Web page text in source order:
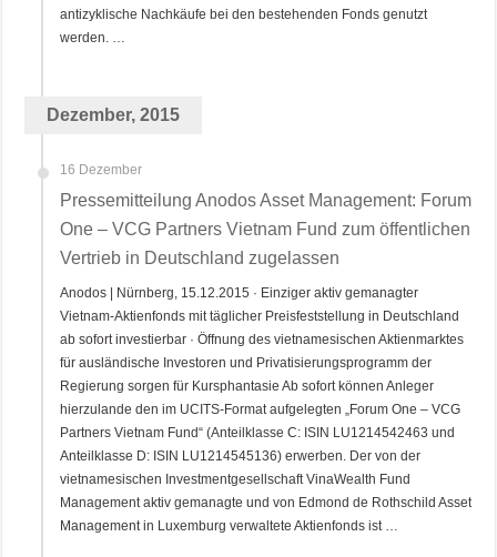
antizyklische Nachkäufe bei den bestehenden Fonds genutzt
werden. …
Dezember, 2015
16 Dezember
Pressemitteilung Anodos Asset Management: Forum
One – VCG Partners Vietnam Fund zum öffentlichen
Vertrieb in Deutschland zugelassen
Anodos | Nürnberg, 15.12.2015 · Einziger aktiv gemanagter
Vietnam-Aktienfonds mit täglicher Preisfeststellung in Deutschland
ab sofort investierbar · Öffnung des vietnamesischen Aktienmarktes
für ausländische Investoren und Privatisierungsprogramm der
Regierung sorgen für Kursphantasie Ab sofort können Anleger
hierzulande den im UCITS-Format aufgelegten „Forum One – VCG
Partners Vietnam Fund“ (Anteilklasse C: ISIN LU1214542463 und
Anteilklasse D: ISIN LU1214545136) erwerben. Der von der
vietnamesischen Investmentgesellschaft VinaWealth Fund
Management aktiv gemanagte und von Edmond de Rothschild Asset
Management in Luxemburg verwaltete Aktienfonds ist …